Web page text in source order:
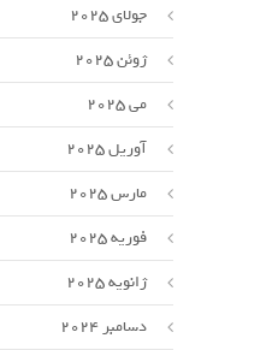
جولای 2025
ژوئن 2025
می 2025
آوریل 2025
مارس 2025
فوریه 2025
ژانویه 2025
دسامبر 2024